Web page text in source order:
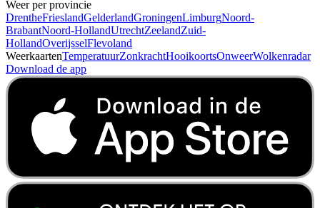
Weer per provincie
DrentheFrieslandGelderlandGroningenLimburgNoord-
BrabantNoord-HollandUtrechtZeelandZuid-
HollandOverijsselFlevoland
WeerkaartenTemperatuurZonkrachtHooikoortsOnweerWolkenradar
Download de app